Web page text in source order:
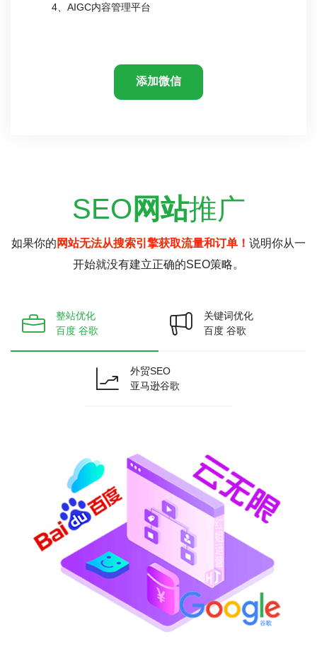
4、AIGC内容管理平台
添加微信
SEO 网站推广
如果你的 网站无法从搜索引擎获取流量和订单！ 说明你从一
开始就没有建立正确的SEO策略。
整站优化
百度 谷歌
关键词优化
百度 谷歌
外贸SEO
亚马逊谷歌